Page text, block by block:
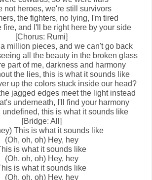
not heroes, we're still survivors
the fighters, no lying, I'm tired
fire, and I'll be right here by your side
[Chorus: Rumi]
million pieces, and we can't go back
all the beauty in the broken glass
part of me, darkness and harmony
the lies, this is what it sounds like
up the colors stuck inside our head?
jagged edges meet the light instead
underneath, I'll find your harmony
undefined, this is what it sounds like
[Bridge: All]
This is what it sounds like
(Oh, oh, oh) Hey, hey
is what it sounds like
(Oh, oh, oh) Hey, hey
is what it sounds like
(Oh, oh, oh) Hey, hey